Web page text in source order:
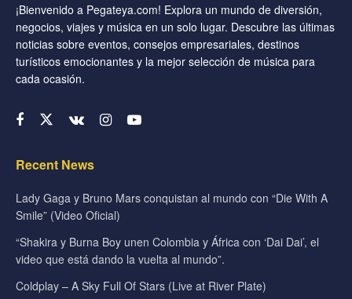
¡Bienvenido a Pegateya.com! Explora un mundo de diversión,
negocios, viajes y música en un solo lugar. Descubre las últimas
noticias sobre eventos, consejos empresariales, destinos
turísticos emocionantes y la mejor selección de música para
cada ocasión.
Recent News
Lady Gaga y Bruno Mars conquistan al mundo con “Die With A
Smile” (Video Oficial)
“Shakira y Burna Boy unen Colombia y África con ‘Dai Dai’, el
video que está dando la vuelta al mundo”.
Coldplay – A Sky Full Of Stars (Live at River Plate)